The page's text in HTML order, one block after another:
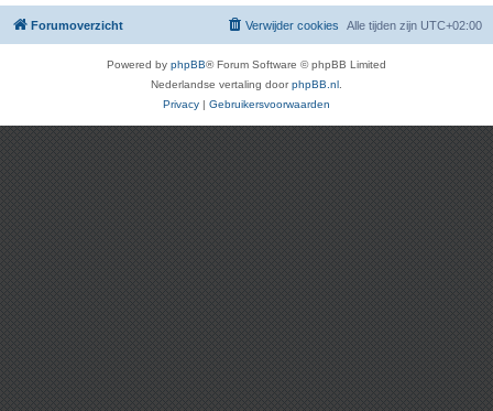
Forumoverzicht Alle tijden zijn UTC+02:00
Verwijder cookies
Powered by phpBB® Forum Software © phpBB Limited
Nederlandse vertaling doorphpBB.nl
Privacy | Gebruikersvoorwaarden